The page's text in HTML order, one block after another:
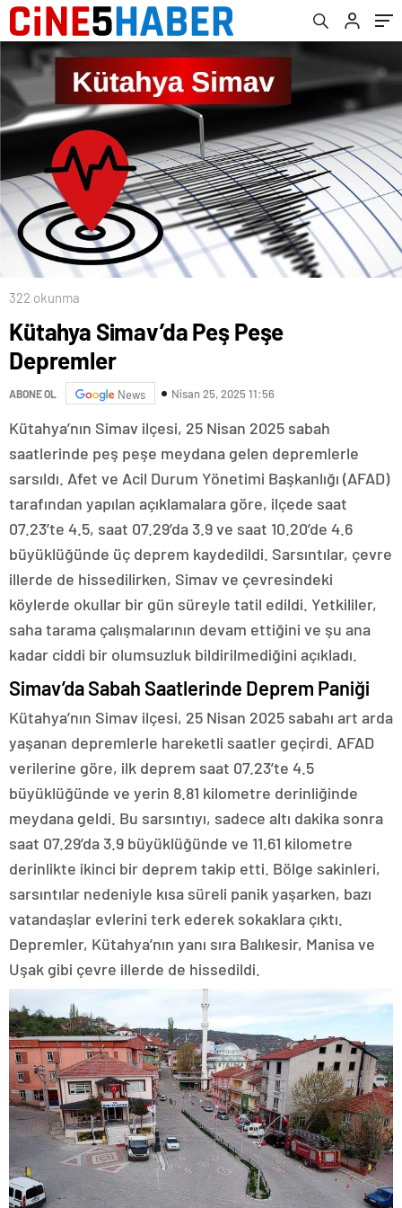
322 okunma
Kütahya Simav’da Peş Peşe
Depremler
ABONE OL News Nisan 25, 2025 11:56
Kütahya’nın Simav ilçesi, 25 Nisan 2025 sabah
saatlerinde peş peşe meydana gelen depremlerle
sarsıldı. Afet ve Acil Durum Yönetimi Başkanlığı (AFAD)
tarafından yapılan açıklamalara göre, ilçede saat
07.23’te 4.5, saat 07.29’da 3.9 ve saat 10.20’de 4.6
büyüklüğünde üç deprem kaydedildi. Sarsıntılar, çevre
illerde de hissedilirken, Simav ve çevresindeki
köylerde okullar bir gün süreyle tatil edildi. Yetkililer,
saha tarama çalışmalarının devam ettiğini ve şu ana
kadar ciddi bir olumsuzluk bildirilmediğini açıkladı.
Simav’da Sabah Saatlerinde Deprem Paniği
Kütahya’nın Simav ilçesi, 25 Nisan 2025 sabahı art arda
yaşanan depremlerle hareketli saatler geçirdi. AFAD
verilerine göre, ilk deprem saat 07.23’te 4.5
büyüklüğünde ve yerin 8.81 kilometre derinliğinde
meydana geldi. Bu sarsıntıyı, sadece altı dakika sonra
saat 07.29’da 3.9 büyüklüğünde ve 11.61 kilometre
derinlikte ikinci bir deprem takip etti. Bölge sakinleri,
sarsıntılar nedeniyle kısa süreli panik yaşarken, bazı
vatandaşlar evlerini terk ederek sokaklara çıktı.
Depremler, Kütahya’nın yanı sıra Balıkesir, Manisa ve
Uşak gibi çevre illerde de hissedildi.
Gelecek Senaryoları İçin Talimat Verdi